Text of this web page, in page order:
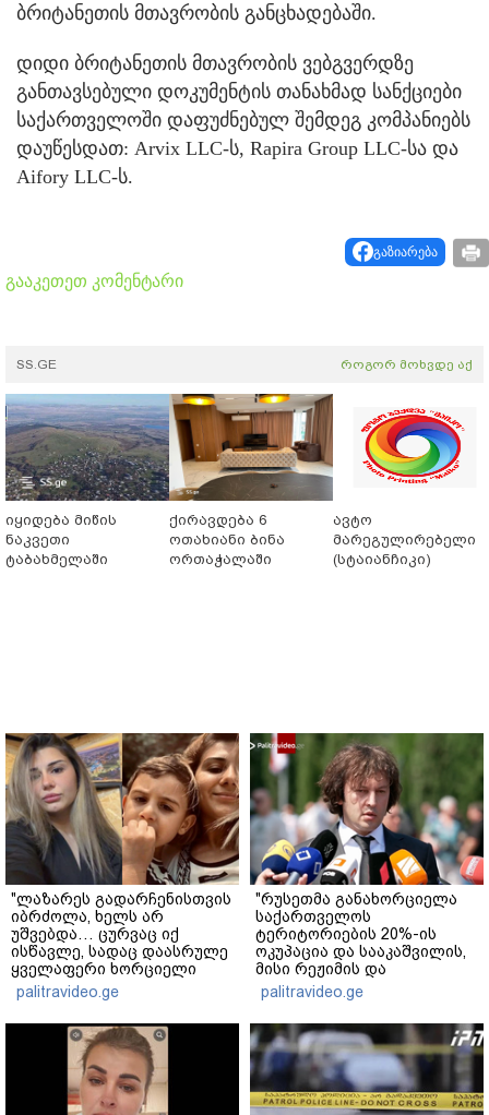
ბრიტანეთის მთავრობის განცხადებაში.
დიდი ბრიტანეთის მთავრობის ვებგვერდზე
განთავსებული დოკუმენტის თანახმად სანქციები
საქართველოში დაფუძნებულ შემდეგ კომპანიებს
დაუწესდათ: Arvix LLC-ს, Rapira Group LLC-სა და
Aifory LLC-ს.
გაზიარება
გააკეთეთ კომენტარი
SS.GE როგორ მოხვდე აქ
იყიდება მიწის
ნაკვეთი
ტაბახმელაში
ქირავდება 6
ოთახიანი ბინა
ორთაჭალაში
ავტო
მარეგულირებელი
(სტაიანჩიკი)
"ლაზარეს გადარჩენისთვის
იბრძოლა, ხელს არ
უშვებდა… ცურვაც იქ
ისწავლე, სადაც დაასრულე
ყველაფერი ხორციელი
ცხოვრებიდან" – რას წერს
ხობში დაღუპული დედა-
შვილის ახლობელი?
palitravideo.ge
"რუსეთმა განახორციელა
საქართველოს
ტერიტორიების 20%-ის
ოკუპაცია და სააკაშვილის,
მისი რეჟიმის და
"ნაცმოძრაობის" ღალატი
ვერანაირად ვერ
გადაფარავს ამ
დანაშაულს" - ირაკლი
კობახიძე
palitravideo.ge